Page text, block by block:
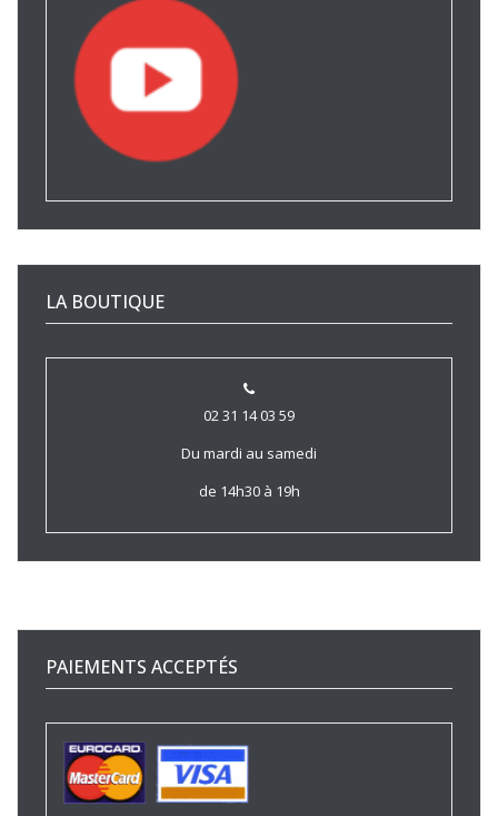
LA BOUTIQUE
02 31 14 03 59
Du mardi au samedi
de 14h30 à 19h
PAIEMENTS ACCEPTÉS